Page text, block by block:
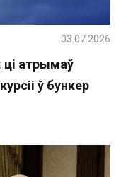
ці атрымаў
ў бункер
03.07.2026